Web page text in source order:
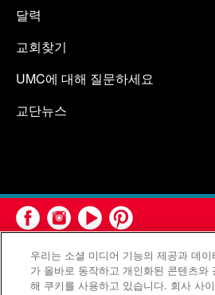
달력
교회찾기
UMC에 대해 질문하세요
교단뉴스
우리는 소셜 미디어 기능의 제공과 데
가 올바로 동작하고 개인화된 콘텐츠와
해 쿠키를 사용하고 있습니다. 회사 사